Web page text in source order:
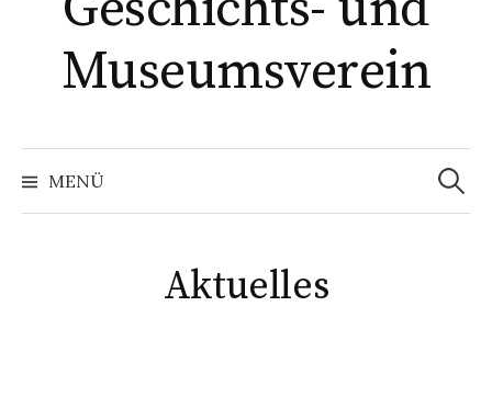
Museumsverein
MENÜ
Suchen
nach:
Aktuelles